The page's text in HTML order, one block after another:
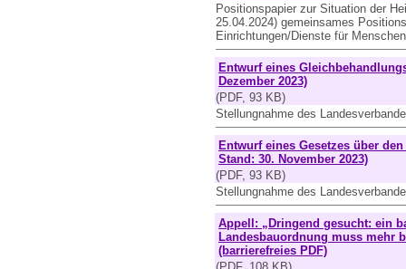
Positionspapier zur Situation der
25.04.2024) gemeinsames
Einrichtungen/Dienste für
Entwurf eines
Dezember 2023)
(PDF, 93 KB)
Stellungnahme des
Entwurf eines Gesetzes über
Stand: 30. November 2023)
(PDF, 93 KB)
Stellungnahme des
Appell: „Dringend gesucht: ein
Landesbauordnung muss mehr
(barrierefreies PDF)